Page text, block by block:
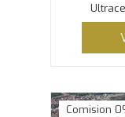
Comision